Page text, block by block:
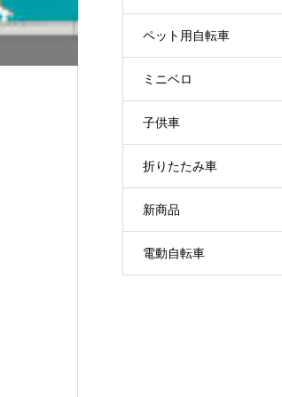
ペット用自転車
ミニベロ
子供車
折りたたみ車
新商品
電動自転車